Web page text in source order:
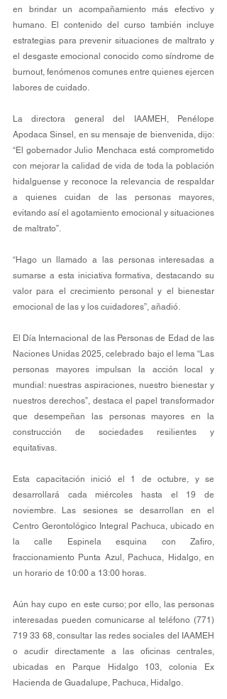
en brindar un acompañamiento más efectivo y
humano. El contenido del curso también incluye
estrategias para prevenir situaciones de maltrato y
el desgaste emocional conocido como síndrome de
burnout, fenómenos comunes entre quienes ejercen
labores de cuidado.
La directora general del IAAMEH, Penélope
Apodaca Sinsel, en su mensaje de bienvenida, dijo:
“El gobernador Julio Menchaca está comprometido
con mejorar la calidad de vida de toda la población
hidalguense y reconoce la relevancia de respaldar
a quienes cuidan de las personas mayores,
evitando así el agotamiento emocional y situaciones
de maltrato”.
“Hago un llamado a las personas interesadas a
sumarse a esta iniciativa formativa, destacando su
valor para el crecimiento personal y el bienestar
emocional de las y los cuidadores”, añadió.
El Día Internacional de las Personas de Edad de las
Naciones Unidas 2025, celebrado bajo el lema “Las
personas mayores impulsan la acción local y
mundial: nuestras aspiraciones, nuestro bienestar y
nuestros derechos”, destaca el papel transformador
que desempeñan las personas mayores en la
construcción de sociedades resilientes y
equitativas.
Esta capacitación inició el 1 de octubre, y se
desarrollará cada miércoles hasta el 19 de
noviembre. Las sesiones se desarrollan en el
Centro Gerontológico Integral Pachuca, ubicado en
la calle Espinela esquina con Zafiro,
fraccionamiento Punta Azul, Pachuca, Hidalgo, en
un horario de 10:00 a 13:00 horas.
Aún hay cupo en este curso; por ello, las personas
interesadas pueden comunicarse al teléfono (771)
719 33 68, consultar las redes sociales del IAAMEH
o acudir directamente a las oficinas centrales,
ubicadas en Parque Hidalgo 103, colonia Ex
Hacienda de Guadalupe, Pachuca, Hidalgo.